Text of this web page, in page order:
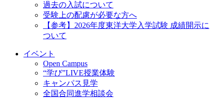
過去の入試について
受験上の配慮が必要な方へ
【参考】2026年度東洋大学入学試験 成績開示に
ついて
イベント
Open Campus
“学び”LIVE授業体験
キャンパス見学
全国合同進学相談会